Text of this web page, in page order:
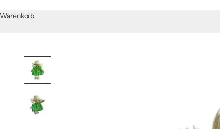
Warenkorb